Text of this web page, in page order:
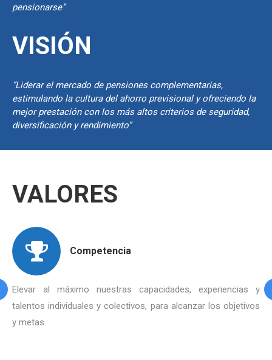
pensionarse”
VISIÓN
“Liderar el mercado de pensiones complementarias,
estimulando la cultura del ahorro previsional y ofreciendo la
mejor prestación con los más altos criterios de seguridad,
diversificación y rendimiento”
VALORES
Competencia
Elevar al máximo nuestras capacidades, experiencias y
talentos individuales y colectivos, para alcanzar los objetivos
y metas.